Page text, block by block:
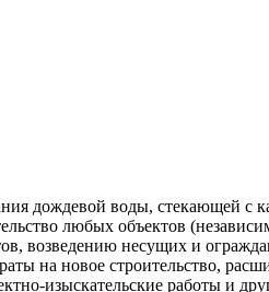
дождевой воды,
любых объектов
возведению несущих и
на новое строительство,
изыскательские работы и